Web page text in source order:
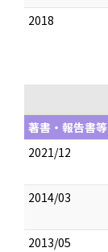
2018
著書・報告書等
2021/12
2014/03
2013/05